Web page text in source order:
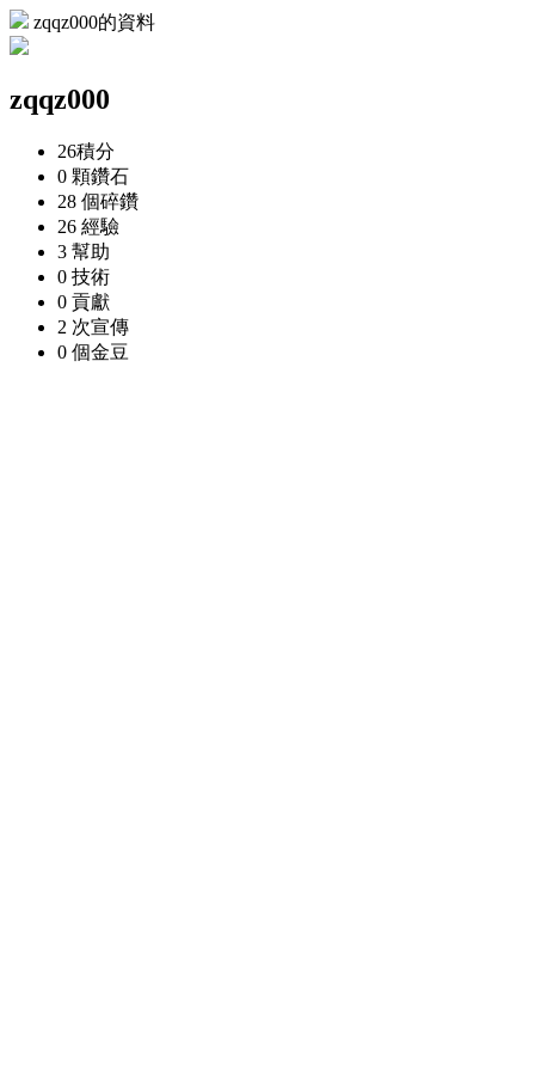
zqqz000的資料
zqqz000
26積分
0 顆鑽石
28 個碎鑽
26 經驗
3 幫助
0 技術
0 貢獻
2 次宣傳
0 個金豆